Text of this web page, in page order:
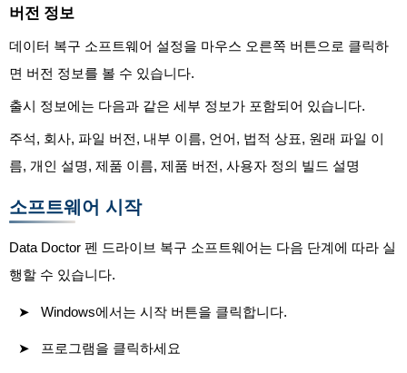
버전 정보
데이터 복구 소프트웨어 설정을 마우스 오른쪽 버튼으로 클릭하
면 버전 정보를 볼 수 있습니다.
출시 정보에는 다음과 같은 세부 정보가 포함되어 있습니다.
주석, 회사, 파일 버전, 내부 이름, 언어, 법적 상표, 원래 파일 이
름, 개인 설명, 제품 이름, 제품 버전, 사용자 정의 빌드 설명
소프트웨어 시작
Data Doctor 펜 드라이브 복구 소프트웨어는 다음 단계에 따라 실
행할 수 있습니다.
Windows에서는 시작 버튼을 클릭합니다.
프로그램을 클릭하세요